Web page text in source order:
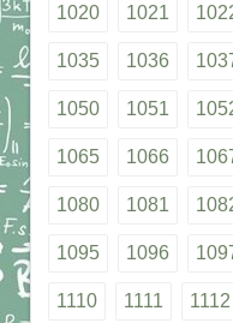
1020 1021
1035 1036
1050 1051
1065 1066
1080 1081
1095 1096
1110 1111 1112